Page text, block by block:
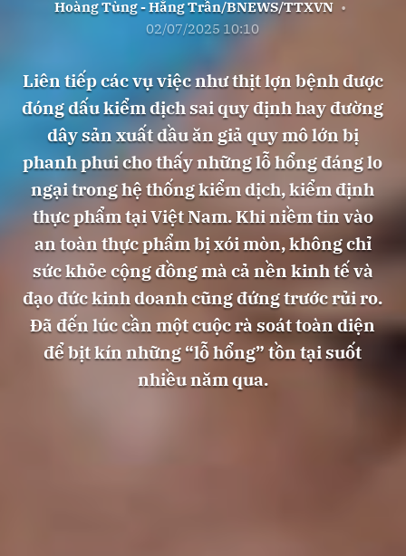
Hoàng Tùng - Hằng Trần/BNEWS/TTXVN •
02/07/2025 10:10
Liên tiếp các vụ việc như thịt lợn bệnh được
đóng dấu kiểm dịch sai quy định hay đường
dây sản xuất dầu ăn giả quy mô lớn bị
phanh phui cho thấy những lỗ hổng đáng lo
ngại trong hệ thống kiểm dịch, kiểm định
thực phẩm tại Việt Nam. Khi niềm tin vào
an toàn thực phẩm bị xói mòn, không chỉ
sức khỏe cộng đồng mà cả nền kinh tế và
đạo đức kinh doanh cũng đứng trước rủi ro.
Đã đến lúc cần một cuộc rà soát toàn diện
để bịt kín những “lỗ hổng” tồn tại suốt
nhiều năm qua.